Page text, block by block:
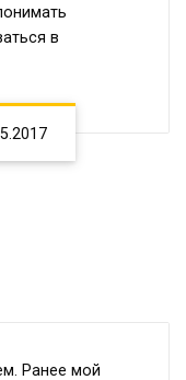
в
Ранее мой